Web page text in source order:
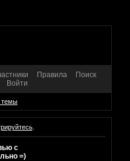
Правила
Поиск
Войти
темы
.
с
=)